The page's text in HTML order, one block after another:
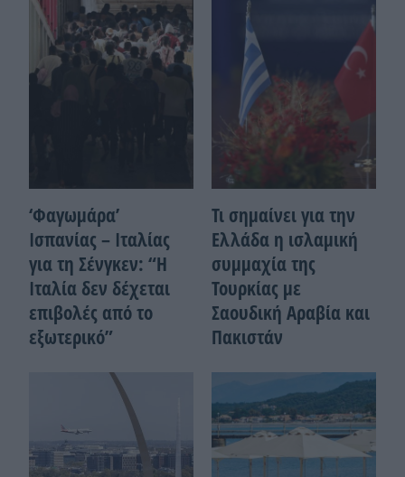
‘Φαγωμάρα’
Ισπανίας – Ιταλίας
για τη Σένγκεν: “Η
Ιταλία δεν δέχεται
επιβολές από το
εξωτερικό”
Τι σημαίνει για την
Ελλάδα η ισλαμική
συμμαχία της
Τουρκίας με
Σαουδική Αραβία και
Πακιστάν